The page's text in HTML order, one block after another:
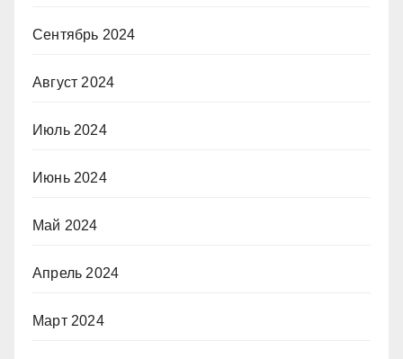
Сентябрь 2024
Август 2024
Июль 2024
Июнь 2024
Май 2024
Апрель 2024
Март 2024